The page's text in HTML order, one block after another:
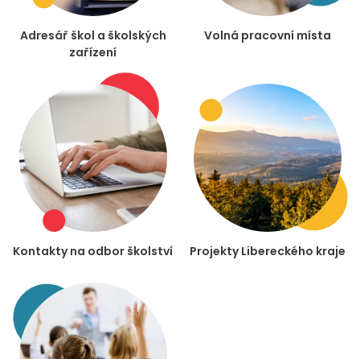
Adresář škol a školských
zařízení
Volná pracovní místa
Kontakty na odbor školství Projekty Libereckého kraje